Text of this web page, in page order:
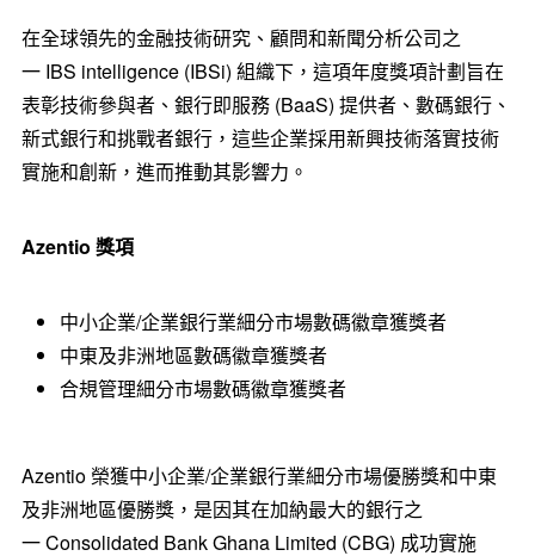
在全球領先的金融技術研究、顧問和新聞分析公司之
一 IBS intelligence (IBSi) 組織下，這項年度獎項計劃旨在
表彰技術參與者、銀行即服務 (BaaS) 提供者、數碼銀行、
新式銀行和挑戰者銀行，這些企業採用新興技術落實技術
實施和創新，進而推動其影響力。
Azentio 獎項
中小企業/企業銀行業細分市場數碼徽章獲獎者
中東及非洲地區數碼徽章獲獎者
合規管理細分市場數碼徽章獲獎者
Azentio 榮獲中小企業/企業銀行業細分市場優勝獎和中東
及非洲地區優勝獎，是因其在加納最大的銀行之
一 Consolidated Bank Ghana Limited (CBG) 成功實施